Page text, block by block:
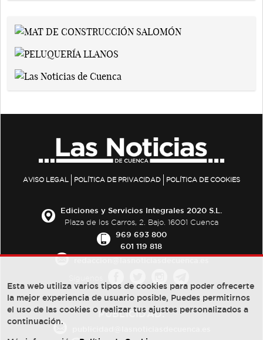
AVISO LEGAL POLÍTICA DE PRIVACIDAD POLÍTICA DE COOKIES
Ediciones y Servicios Integrales 2020 S.L.
Plaza de los Carros, 2. Bajo. 16001 Cuenca
969 693 800
601 119 818
PUBLICIDAD:
Esta web utiliza varios tipos de cookies para poder ofrecerte
la mejor experiencia de usuario posible, Puedes permitirnos
el uso de las cookies o realizar tus ajustes personalizados a
continuación.